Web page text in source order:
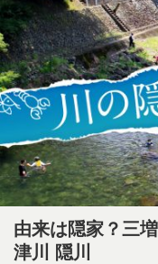
由来は隠家？三
津川 隠川